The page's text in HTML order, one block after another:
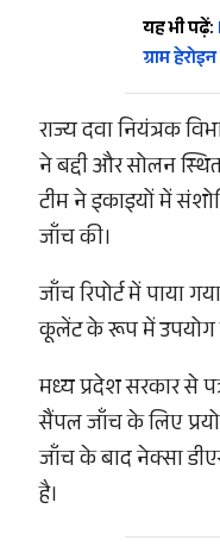
यह भी पढ़ें:
ग्राम
राज्य दवा नियंत्रक
ने बद्दी और सोलन
टीम ने इकाइयों में
जाँच की।
जाँच रिपोर्ट में पाया
कूलेंट के रूप में उपयोग
मध्य प्रदेश सरकार से
सैंपल जाँच के लिए
जाँच के बाद नेक्सा
है।